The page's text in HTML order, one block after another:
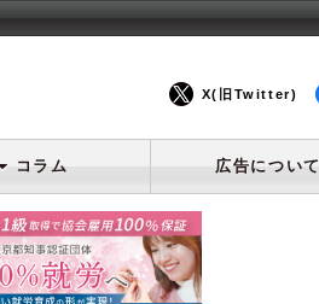
X(旧Twitter)
コラム 広告について